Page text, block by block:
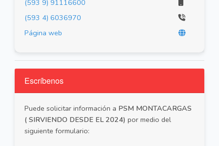
(593 9) 91116600
(593 4) 6036970
Página web
Escríbenos
Puede solicitar información a PSM MONTACARGAS
( SIRVIENDO DESDE EL 2024) por medio del
siguiente formulario: